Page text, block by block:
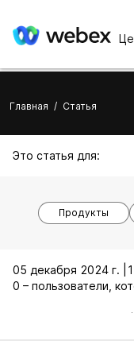
Главная / Статья
Это статья для:
Продукты
05 декабря 2024 г. |
0 – пользователи,